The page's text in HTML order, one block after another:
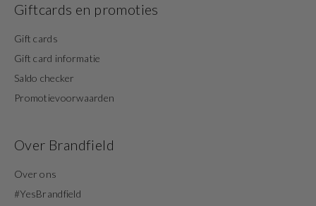
Giftcards en promoties
Gift cards
Gift card informatie
Saldo checker
Promotievoorwaarden
Over Brandfield
Over ons
#YesBrandfield